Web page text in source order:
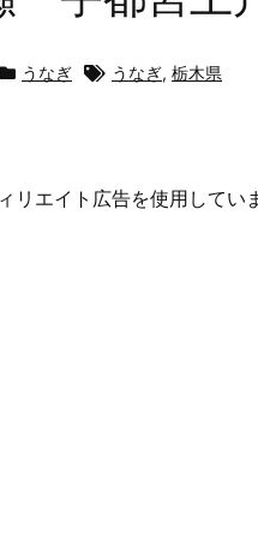
うなぎ うなぎ, 栃木県
リエイト広告を使用してい